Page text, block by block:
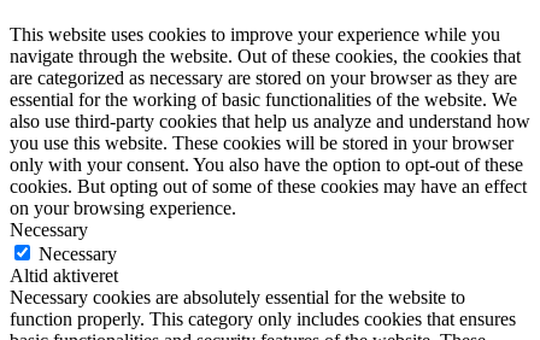
This website uses cookies to improve your experience while you
navigate through the website. Out of these cookies, the cookies that
are categorized as necessary are stored on your browser as they are
essential for the working of basic functionalities of the website. We
also use third-party cookies that help us analyze and understand how
you use this website. These cookies will be stored in your browser
only with your consent. You also have the option to opt-out of these
cookies. But opting out of some of these cookies may have an effect
on your browsing experience.
Necessary
Necessary
Altid aktiveret
Necessary cookies are absolutely essential for the website to
function properly. This category only includes cookies that ensures